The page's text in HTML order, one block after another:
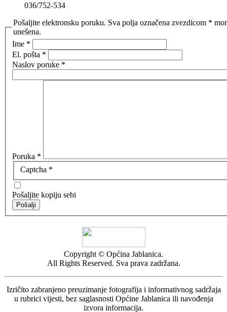
036/752-534
Pošaljite elektronsku poruku. Sva polja označena zvezdicom *
unešena.
Ime *
El. pošta *
Naslov poruke *
Poruka *
Captcha *
Pošaljite kopiju sebi
Pošalji
Copyright © Općina Jablanica.
All Rights Reserved. Sva prava zadržana.
Izričito zabranjeno preuzimanje fotografija i informativnog sadržaja
u rubrici vijesti, bez saglasnosti Općine Jablanica ili navođenja
izvora informacija.